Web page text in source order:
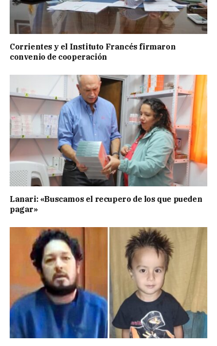
Corrientes y el Instituto Francés firmaron
convenio de cooperación
Lanari: «Buscamos el recupero de los que pueden
pagar»